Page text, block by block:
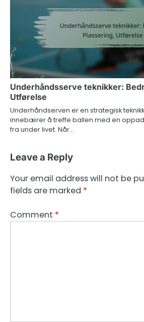
Underhåndsserve teknikker:
Utførelse
Underhåndserven er en strategisk
innebærer å treffe ballen med en
fra under livet. Når…
Leave a Reply
Your email address will not be
fields are marked *
Comment *